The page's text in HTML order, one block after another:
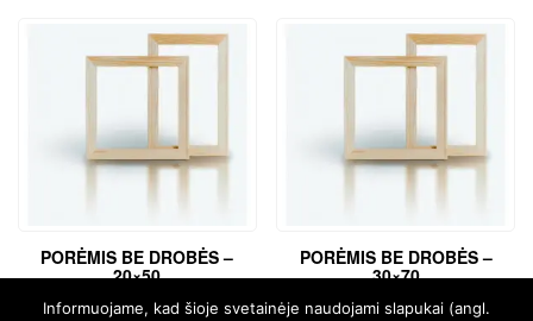
PORĖMIS BE DROBĖS –
20×50
€2,97
PORĖMIS BE DROBĖS –
30×70
€ 4,24
Informuojame, kad šioje svetainėje naudojami slapukai (angl.